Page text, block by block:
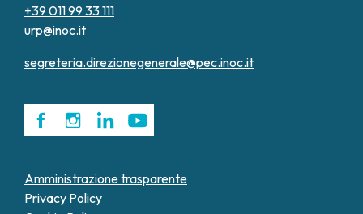
+39 011 99 33 111
urp@inoc.it
segreteria.direzionegenerale@pec.inoc.it
Amministrazione trasparente
Privacy Policy